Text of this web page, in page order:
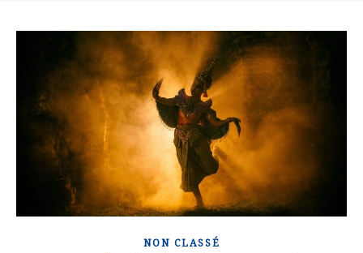
NON CLASSÉ